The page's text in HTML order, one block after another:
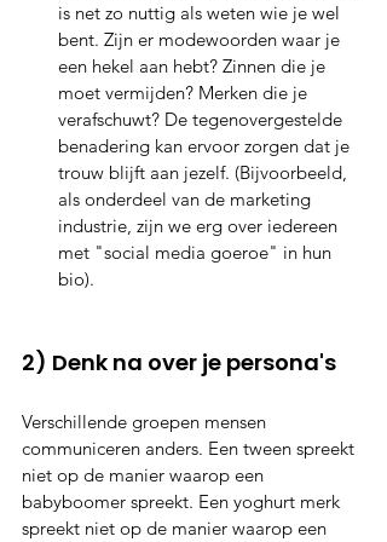
is net zo nuttig als weten wie je wel
bent. Zijn er modewoorden waar je
een hekel aan hebt? Zinnen die je
moet vermijden? Merken die je
verafschuwt? De tegenovergestelde
benadering kan ervoor zorgen dat je
trouw blijft aan jezelf. (Bijvoorbeeld,
als onderdeel van de marketing
industrie, zijn we erg over iedereen
met "social media goeroe" in hun
bio).
2) Denk na over je persona's
Verschillende groepen mensen
communiceren anders. Een tween spreekt
niet op de manier waarop een
babyboomer spreekt. Een yoghurt merk
spreekt niet op de manier waarop een